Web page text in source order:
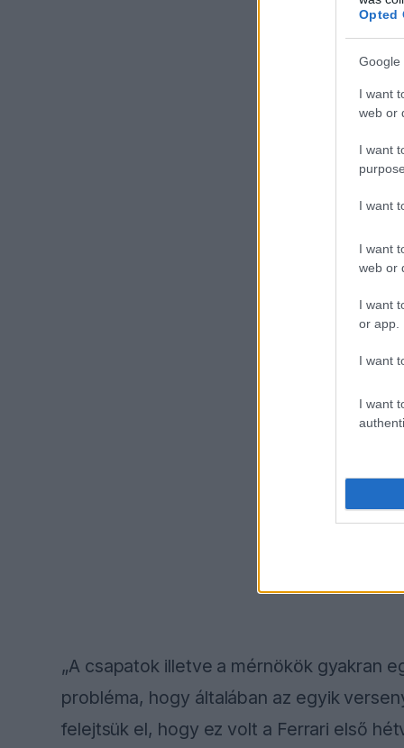
Opted
Google
I want
web or
I want
I want
I want
web or
I want
or app.
I want
I want
„A csapatok illetve a mérnökök gyakran
probléma, hogy általában az egyik
felejtsük el, hogy ez volt a Ferrari első